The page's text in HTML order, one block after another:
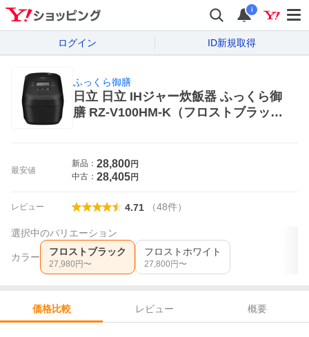
i
ログイン ID新規取得
ふっくら御膳
日立 日立 IHジャー炊飯器 ふっくら御
膳 RZ-V100HM-K（フロストブラッ
最安値
新品： 28,800円
中古： 28,405円
レビュー 4.71 （48件）
選択中のバリエーション
カラー フロストブラック
27,980 円〜
フロストホワイト
27,800 円〜
価格比較 レビュー
概要